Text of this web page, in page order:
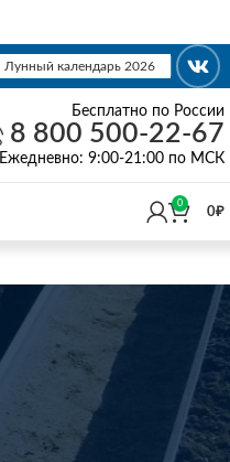
Лунный календарь 2026
Бесплатно по России
8 800 500-22-67
Eжедневно: 9:00-21:00 по МСК
0
0₽